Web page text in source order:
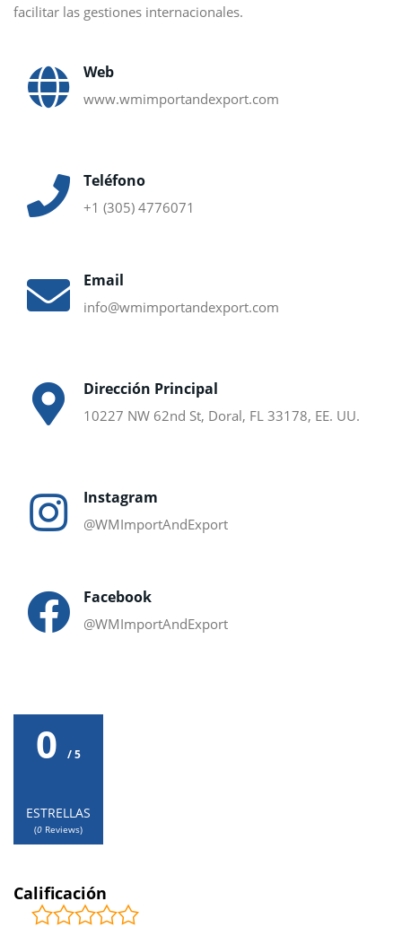
facilitar las gestiones internacionales.
Web
www.wmimportandexport.com
Teléfono
+1 (305) 4776071
Email
info@wmimportandexport.com
Dirección Principal
10227 NW 62nd St, Doral, FL 33178, EE. UU.
Instagram
@WMImportAndExport
Facebook
@WMImportAndExport
0 / 5
ESTRELLAS
(0 Reviews)
Calificación